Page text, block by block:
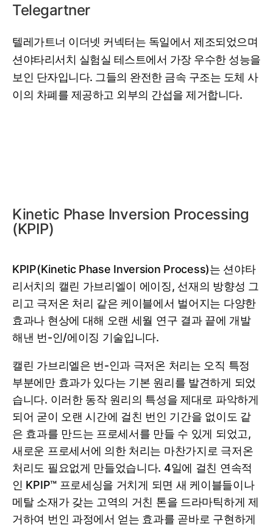
‌‌Telegartner
텔레가트너 이더넷 커넥터는 독일에서 제조되었으며
션야타리서치 실험실 테스트에서 가장 우수한 성능을
보인 단자입니다. 그들의 완전한 금속 구조는 도체 사
이의 차폐를 제공하고 외부의 간섭을 제거합니다.
Kinetic Phase Inversion Processing
(KPIP)
KPIP(Kinetic Phase Inversion Process)는 션야타
리서치의 캘린 가브리엘이 에이징, 선재의 방향성 그
리고 극저온 처리 같은 케이블에서 벌어지는 다양한
효과나 현상에 대해 오랜 세월 연구 결과 끝에 개발
해낸 번-인/에이징 기술입니다.
캘린 가브리엘은 번-인과 극저온 처리는 오직 특정
부분에만 효과가 있다는 기본 원리를 발견하게 되었
습니다. 이러한 동작 원리의 특성을 제대로 파악하게
되어 굳이 오랜 시간에 걸친 번인 기간을 없이도 같
은 효과를 만드는 프로세서를 만들 수 있게 되었고,
새로운 프로세서에 의한 처리는 마찬가지로 극저온
처리도 필요없게 만들었습니다. 4일에 걸친 연속적
인 KPIP™ 프로세싱을 거치게 되면 새 케이블들이나
메탈 소재가 갖는 고역의 거친 톤을 드라마틱하게 제
거하여 번인 과정에서 얻는 효과를 곧바로 구현하게